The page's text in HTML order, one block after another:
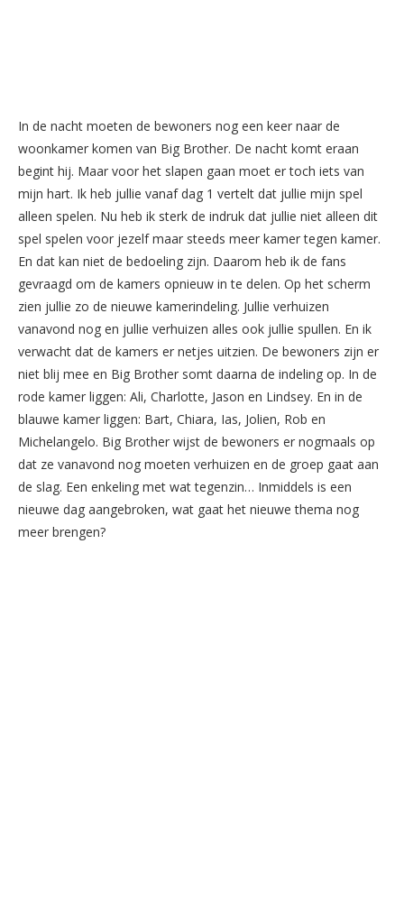
In de nacht moeten de bewoners nog een keer naar de
woonkamer komen van Big Brother. De nacht komt eraan
begint hij. Maar voor het slapen gaan moet er toch iets van
mijn hart. Ik heb jullie vanaf dag 1 vertelt dat jullie mijn spel
alleen spelen. Nu heb ik sterk de indruk dat jullie niet alleen dit
spel spelen voor jezelf maar steeds meer kamer tegen kamer.
En dat kan niet de bedoeling zijn. Daarom heb ik de fans
gevraagd om de kamers opnieuw in te delen. Op het scherm
zien jullie zo de nieuwe kamerindeling. Jullie verhuizen
vanavond nog en jullie verhuizen alles ook jullie spullen. En ik
verwacht dat de kamers er netjes uitzien. De bewoners zijn er
niet blij mee en Big Brother somt daarna de indeling op. In de
rode kamer liggen: Ali, Charlotte, Jason en Lindsey. En in de
blauwe kamer liggen: Bart, Chiara, Ias, Jolien, Rob en
Michelangelo. Big Brother wijst de bewoners er nogmaals op
dat ze vanavond nog moeten verhuizen en de groep gaat aan
de slag. Een enkeling met wat tegenzin… Inmiddels is een
nieuwe dag aangebroken, wat gaat het nieuwe thema nog
meer brengen?